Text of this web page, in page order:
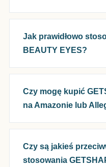
Jak prawidłowo
BEAUTY EYES?
Czy mogę kupić
na Amazonie lub
Czy są jakieś
stosowania